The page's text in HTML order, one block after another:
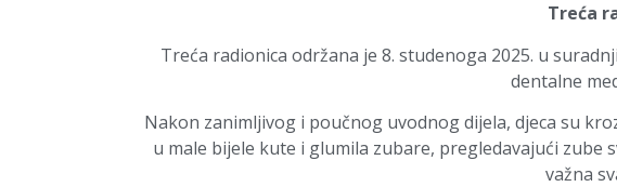
Treća
Treća radionica održana je 8. studenoga 2025. u
dentalne
Nakon zanimljivog i poučnog uvodnog dijela, djeca su
u male bijele kute i glumila zubare, pregledavajući zube
važna